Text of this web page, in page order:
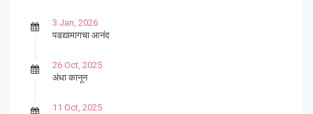
3 Jan, 2026
पडद्यामागचा आनंद
26 Oct, 2025
अंधा कानून
11 Oct, 2025